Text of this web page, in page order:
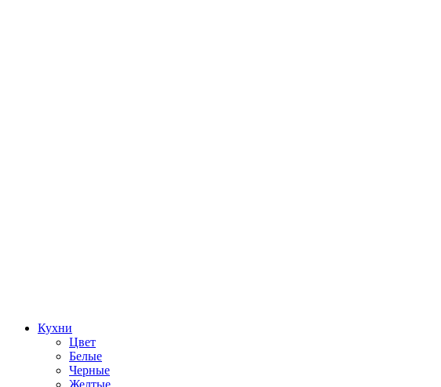
Кухни
Цвет
Белые
Черные
Желтые